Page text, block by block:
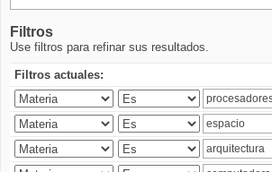
Filtros
Use filtros para refinar sus resultados.
Filtros actuales: